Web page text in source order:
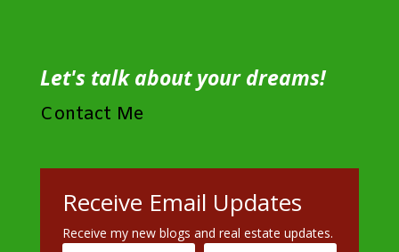
Let's talk about your dreams!
Contact Me
Receive Email Updates
Receive my new blogs and real estate updates.